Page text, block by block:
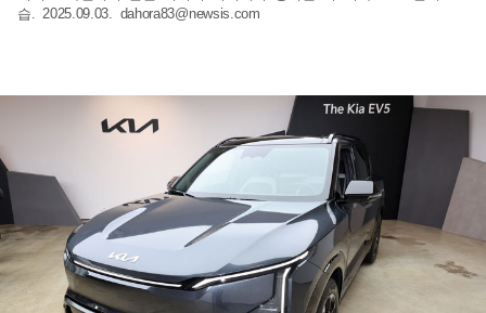
습. 2025.09.03. dahora83@newsis.com